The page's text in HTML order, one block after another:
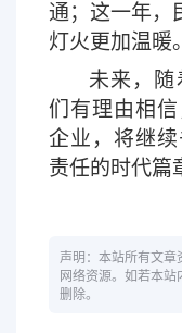
通；这一年，
灯火更加温暖。
未来，
们有理由相
企业，将继
责任的时代篇
声明：本站所有文
网络资源。如若本
删除。